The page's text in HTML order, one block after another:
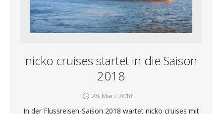
nicko cruises startet in die Saison
2018
28. März 2018
In der Flussreisen-Saison 2018 wartet nicko cruises mit